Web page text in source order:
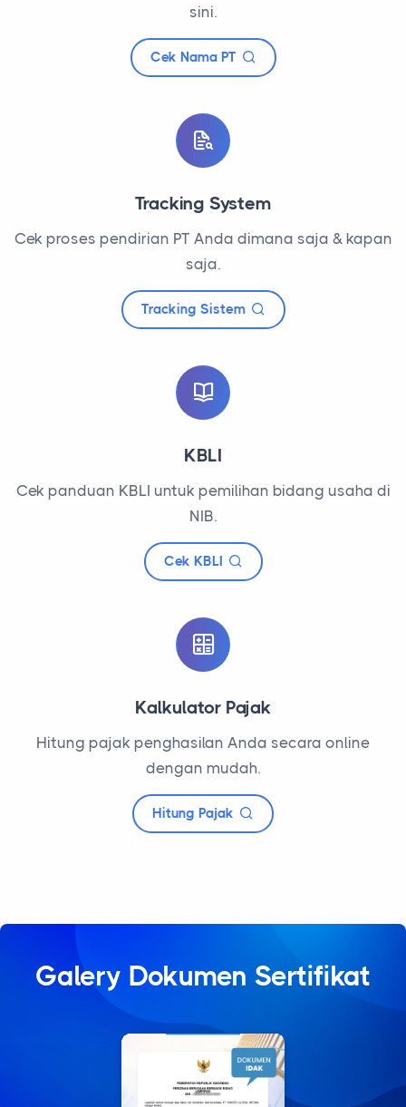
sini.
Cek Nama PT
Tracking System
Cek proses pendirian PT Anda dimana saja & kapan
saja.
Tracking Sistem
KBLI
Cek panduan KBLI untuk pemilihan bidang usaha di
NIB.
Cek KBLI
Kalkulator Pajak
Hitung pajak penghasilan Anda secara online
dengan mudah.
Hitung Pajak
Galery Dokumen Sertifikat